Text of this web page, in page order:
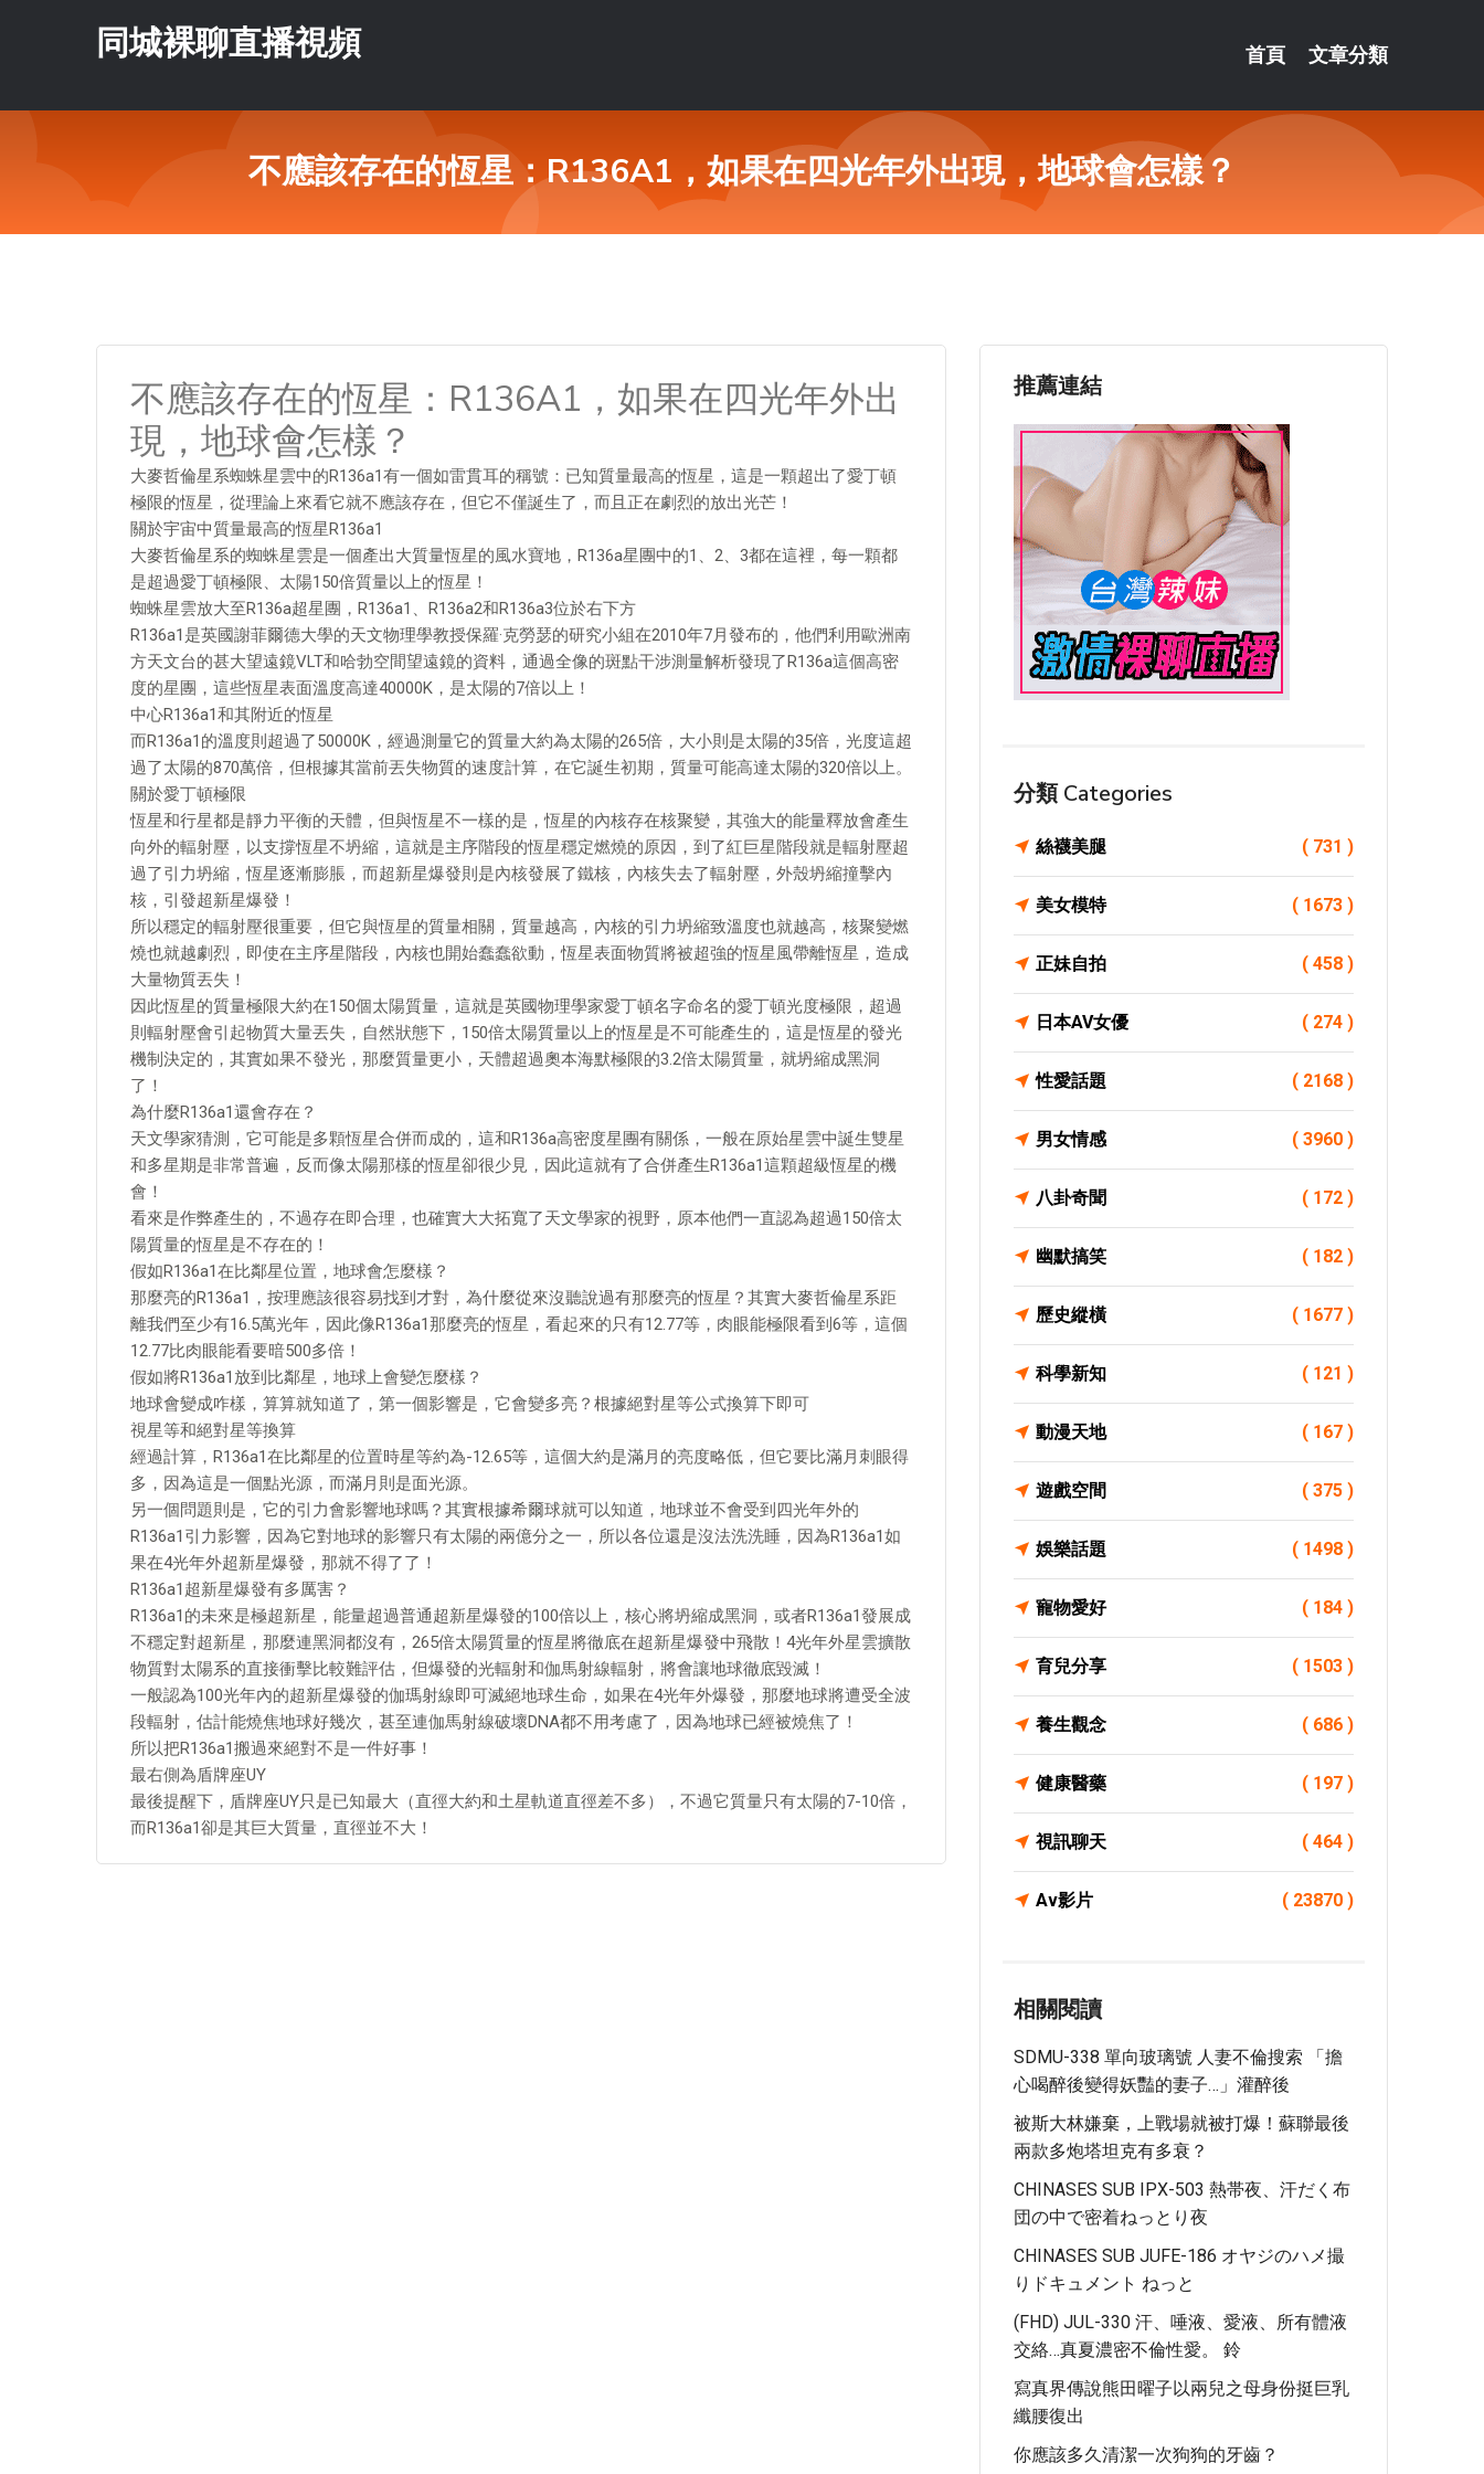
同城裸聊直播視頻 首頁 文章分類
不應該存在的恆星：R136A1，如果在四光年外出現，地球會怎樣？
不應該存在的恆星：R136A1，如果在四光年外出
現，地球會怎樣？
大麥哲倫星系蜘蛛星雲中的R136a1有一個如雷貫耳的稱號：已知質量最高的恆星，這是一顆超出了愛丁頓
極限的恆星，從理論上來看它就不應該存在，但它不僅誕生了，而且正在劇烈的放出光芒！
關於宇宙中質量最高的恆星R136a1
大麥哲倫星系的蜘蛛星雲是一個產出大質量恆星的風水寶地，R136a星團中的1、2、3都在這裡，每一顆都
是超過愛丁頓極限、太陽150倍質量以上的恆星！
蜘蛛星雲放大至R136a超星團，R136a1、R136a2和R136a3位於右下方
R136a1是英國謝菲爾德大學的天文物理學教授保羅·克勞瑟的研究小組在2010年7月發布的，他們利用歐洲南
方天文台的甚大望遠鏡VLT和哈勃空間望遠鏡的資料，通過全像的斑點干涉測量解析發現了R136a這個高密
度的星團，這些恆星表面溫度高達40000K，是太陽的7倍以上！
中心R136a1和其附近的恆星
而R136a1的溫度則超過了50000K，經過測量它的質量大約為太陽的265倍，大小則是太陽的35倍，光度這超
過了太陽的870萬倍，但根據其當前丟失物質的速度計算，在它誕生初期，質量可能高達太陽的320倍以上。
關於愛丁頓極限
恆星和行星都是靜力平衡的天體，但與恆星不一樣的是，恆星的內核存在核聚變，其強大的能量釋放會產生
向外的輻射壓，以支撐恆星不坍縮，這就是主序階段的恆星穩定燃燒的原因，到了紅巨星階段就是輻射壓超
過了引力坍縮，恆星逐漸膨脹，而超新星爆發則是內核發展了鐵核，內核失去了輻射壓，外殼坍縮撞擊內
核，引發超新星爆發！
所以穩定的輻射壓很重要，但它與恆星的質量相關，質量越高，內核的引力坍縮致溫度也就越高，核聚變燃
燒也就越劇烈，即使在主序星階段，內核也開始蠢蠢欲動，恆星表面物質將被超強的恆星風帶離恆星，造成
大量物質丟失！
因此恆星的質量極限大約在150個太陽質量，這就是英國物理學家愛丁頓名字命名的愛丁頓光度極限，超過
則輻射壓會引起物質大量丟失，自然狀態下，150倍太陽質量以上的恆星是不可能產生的，這是恆星的發光
機制決定的，其實如果不發光，那麼質量更小，天體超過奧本海默極限的3.2倍太陽質量，就坍縮成黑洞
了！
為什麼R136a1還會存在？
天文學家猜測，它可能是多顆恆星合併而成的，這和R136a高密度星團有關係，一般在原始星雲中誕生雙星
和多星期是非常普遍，反而像太陽那樣的恆星卻很少見，因此這就有了合併產生R136a1這顆超級恆星的機
會！
看來是作弊產生的，不過存在即合理，也確實大大拓寬了天文學家的視野，原本他們一直認為超過150倍太
陽質量的恆星是不存在的！
假如R136a1在比鄰星位置，地球會怎麼樣？
那麼亮的R136a1，按理應該很容易找到才對，為什麼從來沒聽說過有那麼亮的恆星？其實大麥哲倫星系距
離我們至少有16.5萬光年，因此像R136a1那麼亮的恆星，看起來的只有12.77等，肉眼能極限看到6等，這個
12.77比肉眼能看要暗500多倍！
假如將R136a1放到比鄰星，地球上會變怎麼樣？
地球會變成咋樣，算算就知道了，第一個影響是，它會變多亮？根據絕對星等公式換算下即可
視星等和絕對星等換算
經過計算，R136a1在比鄰星的位置時星等約為-12.65等，這個大約是滿月的亮度略低，但它要比滿月刺眼得
多，因為這是一個點光源，而滿月則是面光源。
另一個問題則是，它的引力會影響地球嗎？其實根據希爾球就可以知道，地球並不會受到四光年外的
R136a1引力影響，因為它對地球的影響只有太陽的兩億分之一，所以各位還是沒法洗洗睡，因為R136a1如
果在4光年外超新星爆發，那就不得了了！
R136a1超新星爆發有多厲害？
R136a1的未來是極超新星，能量超過普通超新星爆發的100倍以上，核心將坍縮成黑洞，或者R136a1發展成
不穩定對超新星，那麼連黑洞都沒有，265倍太陽質量的恆星將徹底在超新星爆發中飛散！4光年外星雲擴散
物質對太陽系的直接衝擊比較難評估，但爆發的光輻射和伽馬射線輻射，將會讓地球徹底毀滅！
一般認為100光年內的超新星爆發的伽瑪射線即可滅絕地球生命，如果在4光年外爆發，那麼地球將遭受全波
段輻射，估計能燒焦地球好幾次，甚至連伽馬射線破壞DNA都不用考慮了，因為地球已經被燒焦了！
所以把R136a1搬過來絕對不是一件好事！
最右側為盾牌座UY
最後提醒下，盾牌座UY只是已知最大（直徑大約和土星軌道直徑差不多），不過它質量只有太陽的7-10倍，
而R136a1卻是其巨大質量，直徑並不大！
推薦連結
分類 Categories
絲襪美腿 ( 731 )
美女模特 ( 1673 )
正妹自拍 ( 458 )
日本AV女優 ( 274 )
性愛話題 ( 2168 )
男女情感 ( 3960 )
八卦奇聞 ( 172 )
幽默搞笑 ( 182 )
歷史縱橫 ( 1677 )
科學新知 ( 121 )
動漫天地 ( 167 )
遊戲空間 ( 375 )
娛樂話題 ( 1498 )
寵物愛好 ( 184 )
育兒分享 ( 1503 )
養生觀念 ( 686 )
健康醫藥 ( 197 )
視訊聊天 ( 464 )
Av影片 ( 23870 )
相關閱讀
SDMU-338 單向玻璃號 人妻不倫搜索 「擔
心喝醉後變得妖豔的妻子…」灌醉後
被斯大林嫌棄，上戰場就被打爆！蘇聯最後
兩款多炮塔坦克有多衰？
CHINASES SUB IPX-503 熱帯夜、汗だく布
団の中で密着ねっとり夜
CHINASES SUB JUFE-186 オヤジのハメ撮
りドキュメント ねっと
(FHD) JUL-330 汗、唾液、愛液、所有體液
交絡…真夏濃密不倫性愛。 鈴
寫真界傳說熊田曜子以兩兒之母身份挺巨乳
纖腰復出
你應該多久清潔一次狗狗的牙齒？